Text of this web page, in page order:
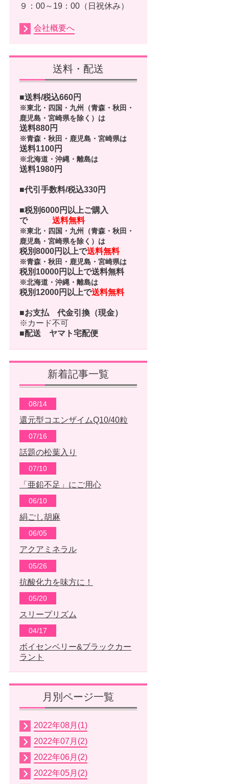
９：00～19：00（日祝休み）
会社概要へ
送料・配送
■送料/税込660円
※東北・四国・九州（青森・秋田・
鹿児島・宮崎県を除く）は
送料880円
※青森・秋田・鹿児島・宮崎県は
送料1100円
※北海道・沖縄・離島は
送料1980円
■代引手数料/税込330円
■税別6000円以上ご購入
で 送料無料
※東北・四国・九州（青森・秋田・
鹿児島・宮崎県を除く）は
税別8000円以上で送料無料
※青森・秋田・鹿児島・宮崎県は
税別10000円以上で送料無料
※北海道・沖縄・離島は
税別12000円以上で送料無料
■お支払 代金引換（現金）
※カード不可
■配送 ヤマト宅配便
新着記事一覧
08/14
還元型コエンザイムQ10/40粒
07/16
話題の松葉入り
07/10
「亜鉛不足」にご用心
06/10
絹ごし胡麻
06/05
アクアミネラル
05/26
抗酸化力を味方に！
05/20
スリープリズム
04/17
ボイセンベリー&ブラックカー
ラント
月別ページ一覧
2022年08月(1)
2022年07月(2)
2022年06月(2)
2022年05月(2)